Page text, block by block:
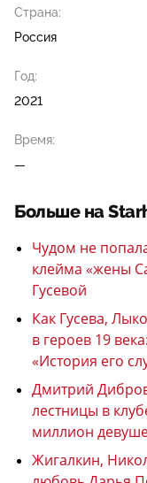
Страна:
Россия
Год:
2021
Время:
—
Больше на
Чудом не
клейма «жены
Гусевой
Как Гусева,
в героев 19
«История его
Дмитрий
лестницы в
миллион
Жигалкин,